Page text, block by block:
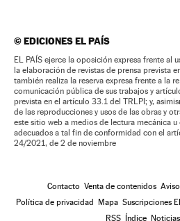
©EDICIONES EL PAÍS
EL PAÍS ejerce la oposición expresa frente al
la elaboración de revistas de prensa prevista
también realiza la reserva expresa frente a la
comunicación pública de sus trabajos y
prevista en el artículo 33.1 del TRLPI; y,
de las reproducciones y usos de las obras y
este sitio web a medios de lectura mecánica
adecuados a tal fin de conformidad con el
24/2021, de 2 de noviembre
Contacto Venta de contenidos
Política de privacidad Mapa Suscripciones
RSS Índice